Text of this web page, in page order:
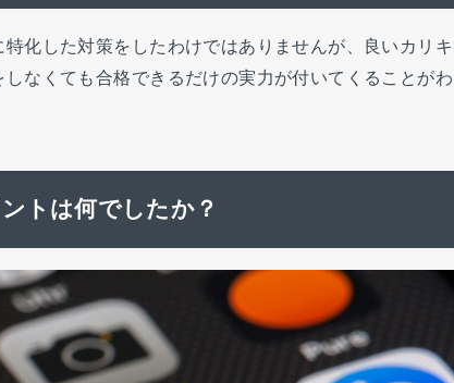
化した対策をしたわけではありませんが、良いカリキ
なくても合格できるだけの実力が付いてくることがわ
トは何でしたか？